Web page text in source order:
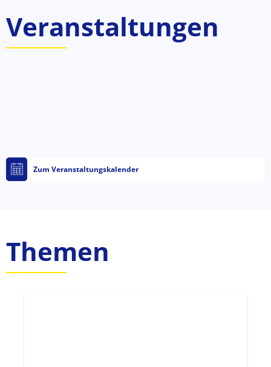
Veranstaltungen
Zum Veranstaltungskalender
Themen